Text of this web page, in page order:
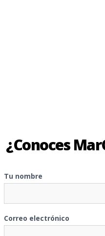
¿Conoces
Tu nombre
Correo electrónico